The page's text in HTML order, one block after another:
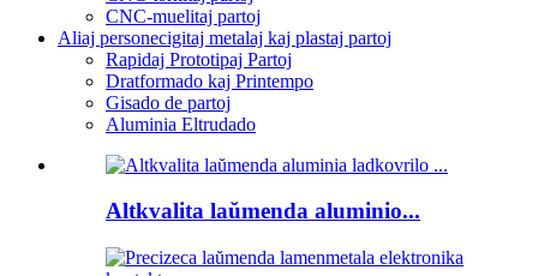
CNC-muelitaj partoj
Aliaj personecigitaj metalaj kaj plastaj partoj
Rapidaj Prototipaj Partoj
Dratformado kaj Printempo
Gisado de partoj
Aluminia Eltrudado
Altkvalita laŭmenda aluminio...